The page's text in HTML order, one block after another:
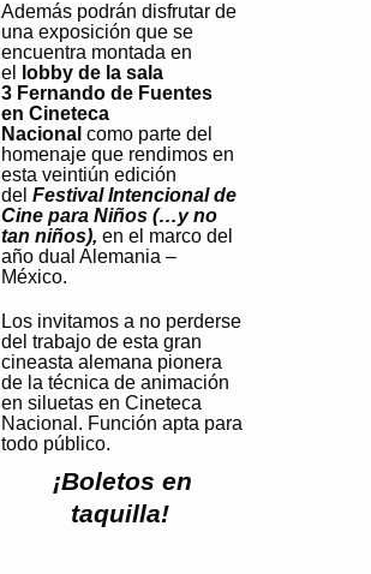
Además podrán disfrutar de
una exposición que se
encuentra montada en
el
lobby de la sala
3 Fernando de Fuentes
en Cineteca
Nacional como parte del
homenaje que rendimos en
esta veintiún edición
del Festival Intencional de
Cine para Niños (…y no
tan niños), en el marco del
año dual Alemania –
México.
Los invitamos a no perderse
del trabajo de esta gran
cineasta alemana pionera
de la técnica de animación
en siluetas en Cineteca
Nacional. Función apta para
todo público.
¡Boletos en
taquilla!